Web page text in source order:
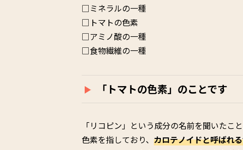
□ミネラルの一種
□トマトの色素
□アミノ酸の一種
□食物繊維の一種
「トマトの色素」のことです
「リコピン」という成分の名前を聞いたこ
色素を指しており、 カロテノイドと呼ばれ